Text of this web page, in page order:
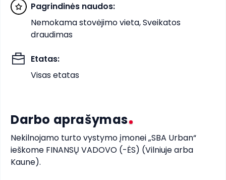
Pagrindinės naudos:
Nemokama stovėjimo vieta, Sveikatos
draudimas
Etatas:
Visas etatas
Darbo aprašymas
Nekilnojamo turto vystymo įmonei „SBA Urban“
ieškome FINANSŲ VADOVO (-ĖS) (Vilniuje arba
Kaune).